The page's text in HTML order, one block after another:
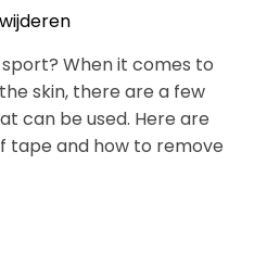
When it comes to
skin, there are a few
can be used. Here are
tape and how to remove